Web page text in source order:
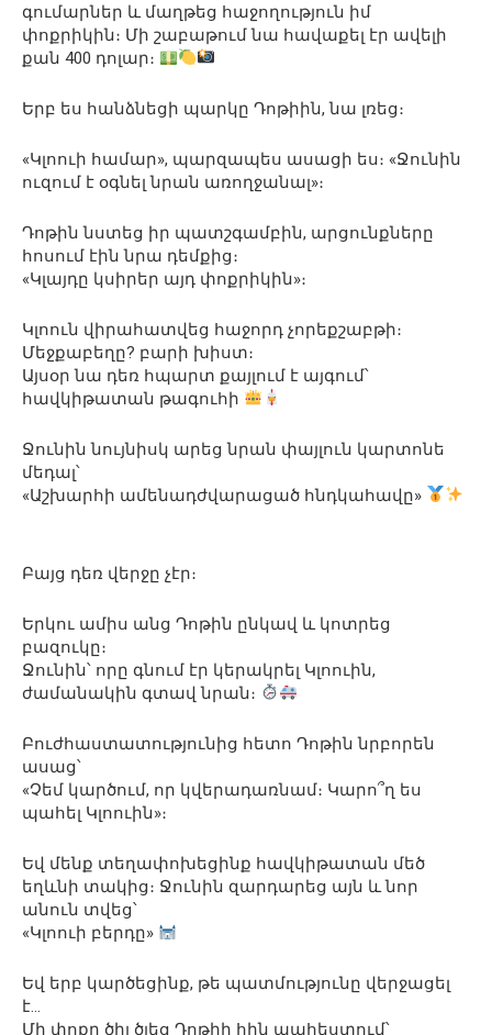
գումարներ և մաղթեց հաջողություն իմ
փոքրիկին։ Մի շաբաթում նա հավաքել էր ավելի
քան 400 դոլար։
Երբ ես հանձնեցի պարկը Դոթիին, նա լռեց։
«Կլոուի համար», պարզապես ասացի ես։ «Ջունին
ուզում է օգնել նրան առողջանալ»։
Դոթին նստեց իր պատշգամբին, արցունքները
հոսում էին նրա դեմքից։
«Կլայդը կսիրեր այդ փոքրիկին»։
Կլոուն վիրահատվեց հաջորդ չորեքշաբթի։
Մեջքաբեղը? բարի խիստ։
Այսօր նա դեռ հպարտ քայլում է այգում՝
հավկիթատան թագուհի
Ջունին նույնիսկ արեց նրան փայլուն կարտոնե
մեդալ՝
«Աշխարհի ամենադժվարացած հնդկահավը»
Բայց դեռ վերջը չէր։
Երկու ամիս անց Դոթին ընկավ և կոտրեց
բազուկը։
Ջունին՝ որը գնում էր կերակրել Կլոուին,
ժամանակին գտավ նրան։
Բուժհաստատությունից հետո Դոթին նրբորեն
ասաց՝
«Չեմ կարծում, որ կվերադառնամ։ Կարո՞ղ ես
պահել Կլոուին»։
Եվ մենք տեղափոխեցինք հավկիթատան մեծ
եղևնի տակից։ Ջունին զարդարեց այն և նոր
անուն տվեց՝
«Կլոուի բերդը»
Եվ երբ կարծեցինք, թե պատմությունը վերջացել
է…
Մի փոքր ծիլ ծլեց Դոթիի հին պահեստում՝